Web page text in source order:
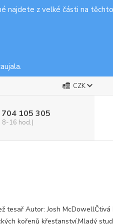
najdete z velké části na
CZK
105 305
8-16 hod.)
tesař Autor: Josh
kořenů křesťanství.Mladý